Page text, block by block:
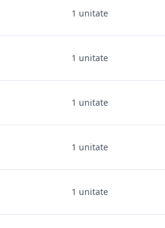
1 unitate
1 unitate
1 unitate
1 unitate
1 unitate